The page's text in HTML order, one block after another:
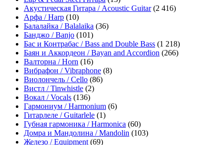
Акустическая Гитара / Acoustic Guitar(2 416)
Арфа / Harp (10)
Балалайка / Balalaika (36)
Банджо / Banjo (101)
Бас и Контрабас / Bass and Double Bass (1 218)
Баян и Аккордеон / Bayan and Accordion (266)
Валторна / Horn (16)
Вибрафон / Vibraphone (8)
Виолончель / Cello (86)
Вистл / Tinwhistle (2)
Вокал / Vocals (136)
Гармониум / Harmonium (6)
Гитарлеле / Guitarlele (1)
Губная гармоника / Harmonica (60)
Домра и Мандолина / Mandolin (103)
Железо / Equipment (69)